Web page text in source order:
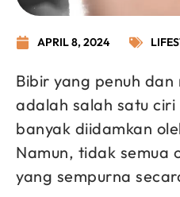
APRIL 8, 2024
Bibir yang penuh dan
adalah salah satu ciri
banyak diidamkan
Namun, tidak semua
yang sempurna